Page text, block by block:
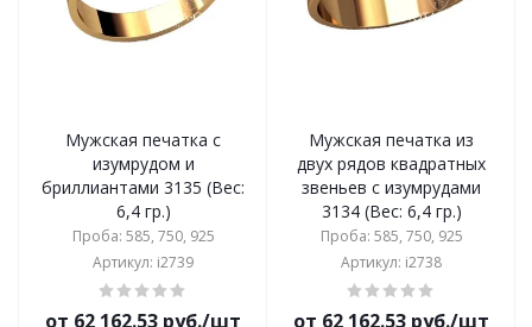
Мужская печатка с
изумрудом и
бриллиантами 3135 (Вес:
6,4 гр.)
Проба: 585, 750, 925
Артикул: i2739
от 62 162.53 руб./шт
Мужская печатка из
двух рядов квадратных
звеньев с изумрудами
3134 (Вес: 6,4 гр.)
Проба: 585, 750, 925
Артикул: i2738
от 62 162.53 руб./шт